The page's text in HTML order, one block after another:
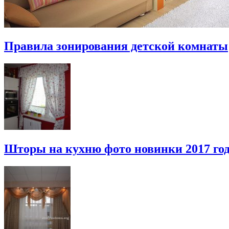
Правила зонирования детской комнаты
Шторы на кухню фото новинки 2017